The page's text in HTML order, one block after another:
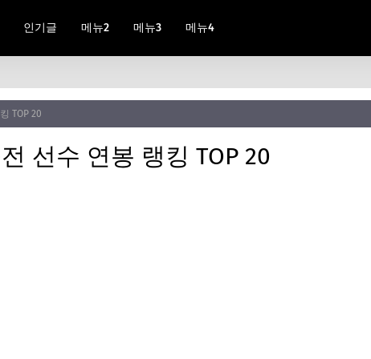
인기글 메뉴2 메뉴3 메뉴4
TOP 20
선수 연봉 랭킹 TOP 20